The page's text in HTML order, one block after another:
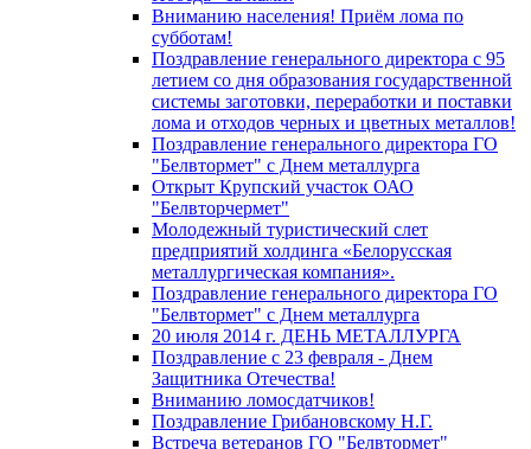
Вниманию населения! Приём лома по
субботам!
Поздравление генерального директора с 95
летием со дня образования государственной
системы заготовки, переработки и поставки
лома и отходов черных и цветных металлов!
Поздравление генерального директора ГО
"Белвтормет" с Днем металлурга
Открыт Крупский участок ОАО
"Белвторчермет"
Молодежный туристический слет
предприятий холдинга «Белорусская
металлургическая компания».
Поздравление генерального директора ГО
"Белвтормет" с Днем металлурга
20 июля 2014 г. ДЕНЬ МЕТАЛЛУРГА
Поздравление с 23 февраля - Днем
Защитника Отечества!
Вниманию ломосдатчиков!
Поздравление Грибановскому Н.Г.
Встреча ветеранов ГО "Белвтормет"